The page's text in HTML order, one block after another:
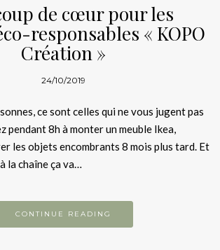
de cœur pour les
responsables « KOPO
Création »
24/10/2019
ce sont celles qui ne vous jugent pas
pendant 8h à monter un meuble Ikea,
les objets encombrants 8 mois plus tard. Et
la chaîne ça va…
CONTINUE READING